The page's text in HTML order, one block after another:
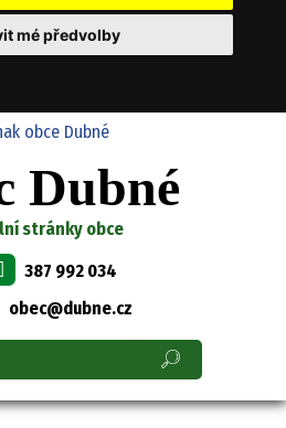
mé předvolby
Dubné
stránky obce
387 992 034
obec@dubne.cz